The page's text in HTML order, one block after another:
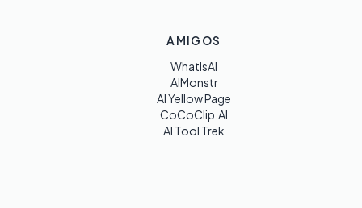
AMIGOS
WhatIsAI
AIMonstr
AI Yellow Page
CoCoClip.AI
AI Tool Trek